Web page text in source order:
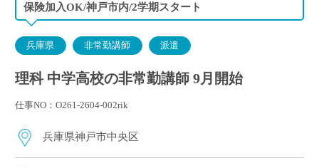
保険加入OK/神戸市内/2学期スタート
兵庫県 非常勤講師 派遣
理科 中学高校の非常勤講師 9月開始
仕事NO：O261-2604-002rik
兵庫県神戸市中央区